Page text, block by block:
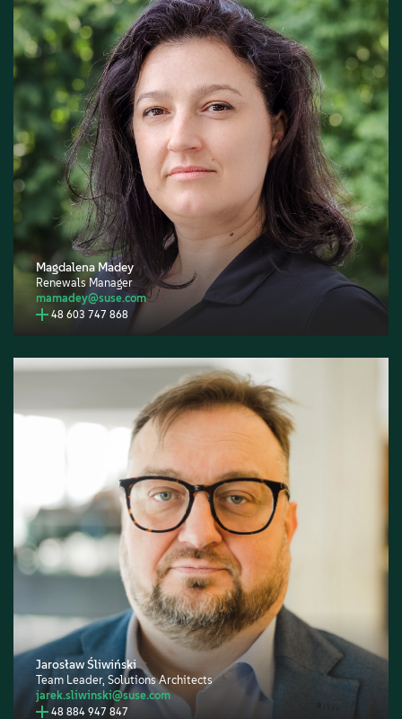
Magdalena Madey
Renewals Manager
mamadey@suse.com
48 603 747 868
Jarosław Śliwiński
Team Leader, Solutions Architects
jarek.sliwinski@suse.com
48 884 947 847